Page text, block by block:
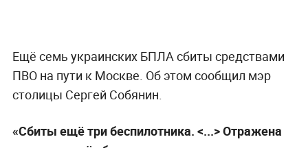
Ещё семь украинских БПЛА сбиты средствами
ПВО на пути к Москве. Об этом сообщил мэр
столицы Сергей Собянин.
«Сбиты ещё три беспилотника. <...> Отражена